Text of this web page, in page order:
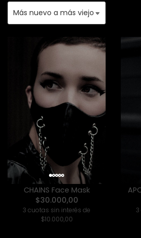
CHAINS Face Mask
$30.000,00
3 cuotas sin interés de
$10.000,00